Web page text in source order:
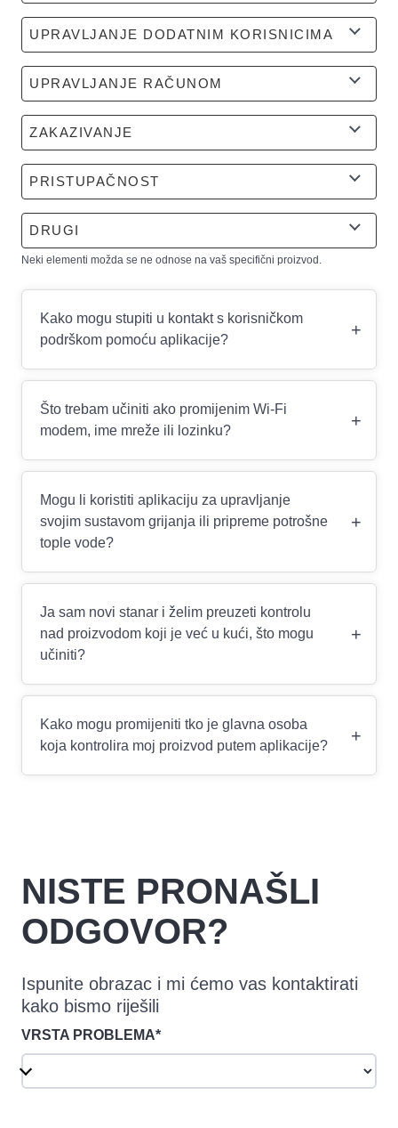
UPRAVLJANJE DODATNIM KORISNICIMA
UPRAVLJANJE RAČUNOM
ZAKAZIVANJE
PRISTUPAČNOST
DRUGI
Neki elementi možda se ne odnose na vaš specifični proizvod.
Kako mogu stupiti u kontakt s korisničkom
podrškom pomoću aplikacije?
+
Što trebam učiniti ako promijenim Wi-Fi
modem, ime mreže ili lozinku?
+
Mogu li koristiti aplikaciju za upravljanje
svojim sustavom grijanja ili pripreme potrošne
tople vode?
+
Ja sam novi stanar i želim preuzeti kontrolu
nad proizvodom koji je već u kući, što mogu
učiniti?
+
Kako mogu promijeniti tko je glavna osoba
koja kontrolira moj proizvod putem aplikacije?
+
NISTE PRONAŠLI
ODGOVOR?
Ispunite obrazac i mi ćemo vas kontaktirati
kako bismo riješili
VRSTA PROBLEMA*